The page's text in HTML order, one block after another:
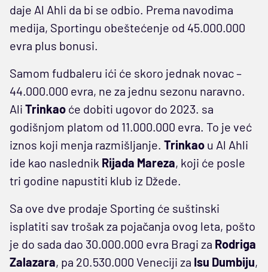
daje Al Ahli da bi se odbio. Prema navodima
medija, Sportingu obeštećenje od 45.000.000
evra plus bonusi.
Samom fudbaleru ići će skoro jednak novac –
44.000.000 evra, ne za jednu sezonu naravno.
Ali Trinkao će dobiti ugovor do 2023. sa
godišnjom platom od 11.000.000 evra. To je već
iznos koji menja razmišljanje. Trinkao u Al Ahli
ide kao naslednik Rijada Mareza, koji će posle
tri godine napustiti klub iz Džede.
Sa ove dve prodaje Sporting će suštinski
isplatiti sav trošak za pojačanja ovog leta, pošto
je do sada dao 30.000.000 evra Bragi za Rodriga
Zalazara, pa 20.530.000 Veneciji za Isu Dumbiju,